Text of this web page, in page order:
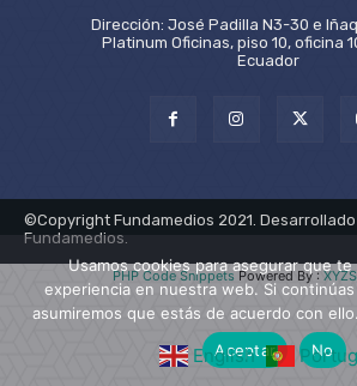
Dirección: José Padilla N3-30 e
Platinum Oficinas, piso 10, oficina
Ecuador
©Copyright Fundamedios 2021.
Fundamedios.
English
PHP Code SnippetsPowered By :
Usamos cookies para asegurar que te
experiencia en nuestra web. Si
asumiremos que estás de acuerdo con ello.
Aceptar
No